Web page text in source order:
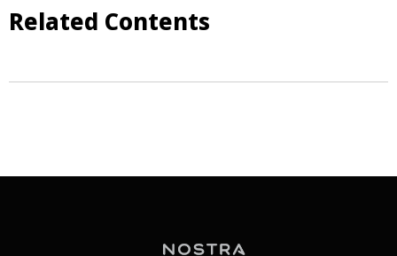
Related Contents